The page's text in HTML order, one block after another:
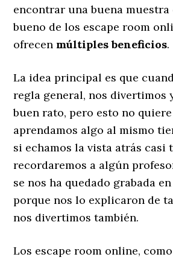
encontrar una buena muestra
bueno de los escape room
ofrecen múltiples beneficios.
La idea principal es que
regla general, nos divertimos
buen rato, pero esto no
aprendamos algo al mismo
si echamos la vista atrás casi
recordaremos a algún
se nos ha quedado grabada
porque nos lo explicaron de
nos divertimos también.
Los escape room online,